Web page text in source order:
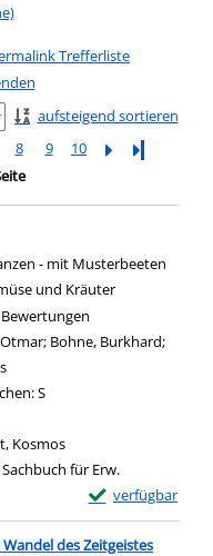
Trefferliste
aufsteigend sortieren
8 9 10
Letzte Seite
- mit Musterbeeten
und Kräuter
; Bohne, Burkhard;
S
Kosmos
Sachbuch für Erw.
verfügbar
Exemplar-Details
des Zeitgeistes